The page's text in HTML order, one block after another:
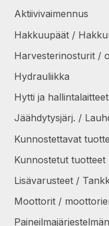
Aktiivivaimennus
Hakkuupäät /
Harvesterinosturit /
Hydrauliikka
Hytti ja hallintalaitteet
Jäähdytysjärj. /
Kunnostettavat
Kunnostetut tuotteet
Lisävarusteet /
Moottorit /